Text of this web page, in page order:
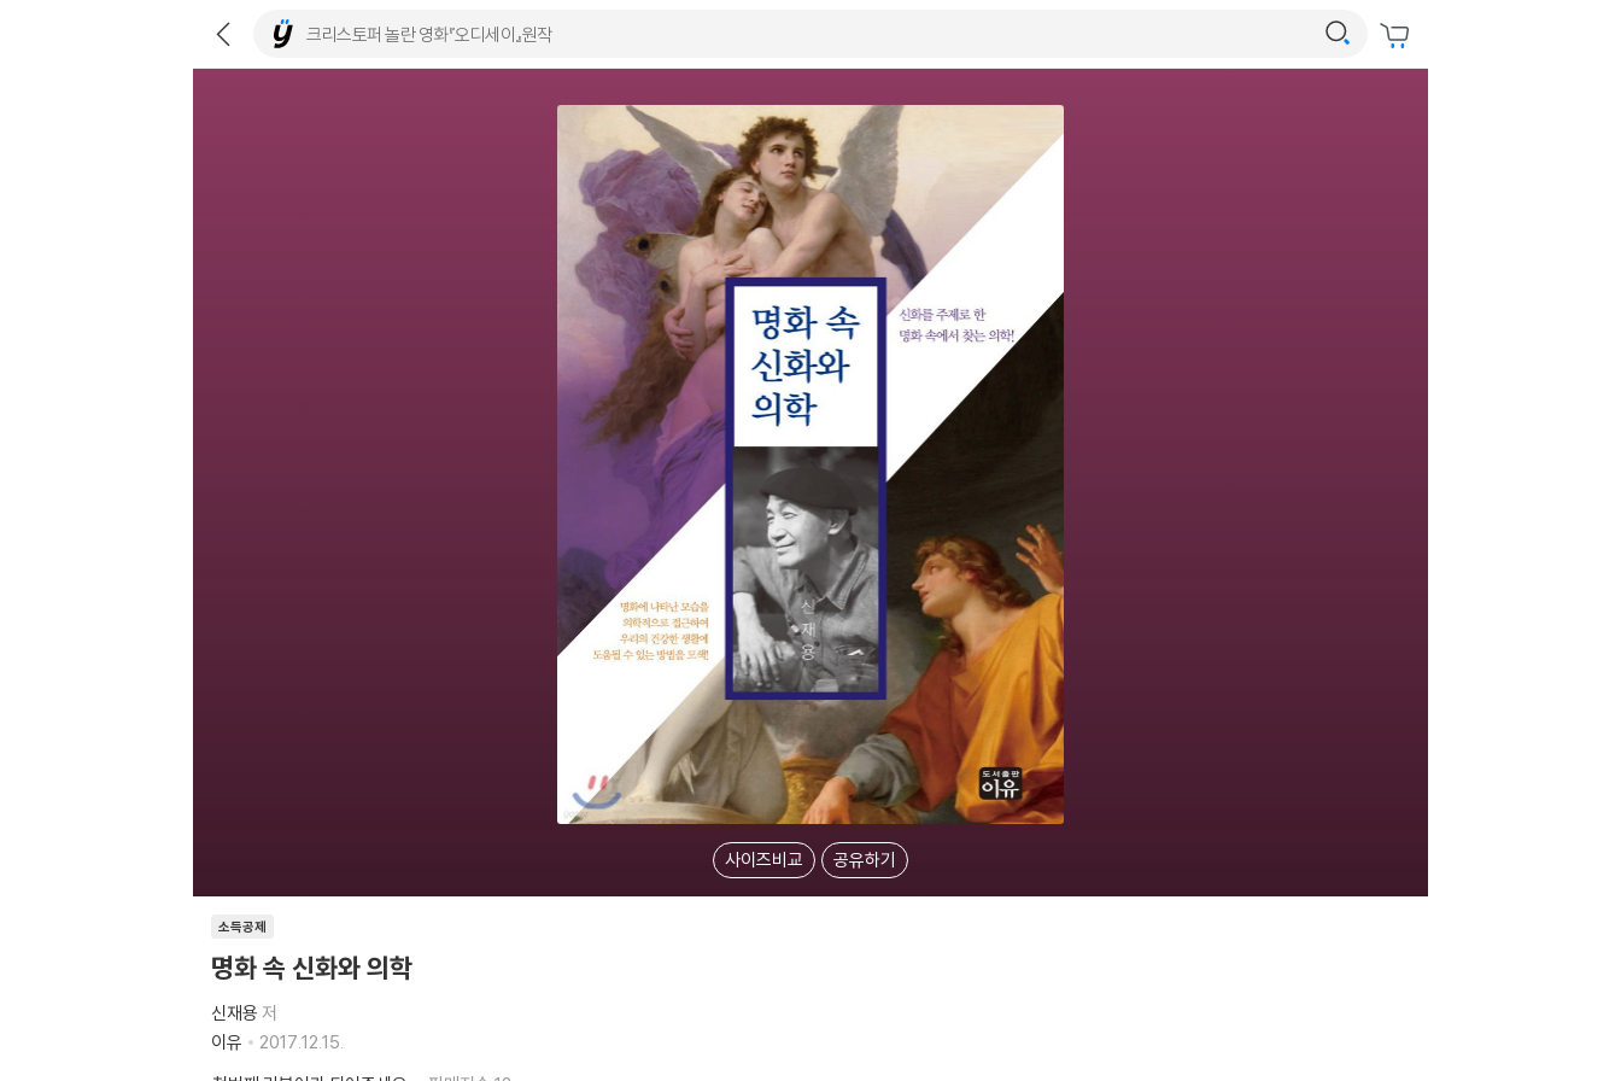
사이즈비교 공유하기
소득공제
명화 속 신화와 의학
신재용 저
이유
2017.12.15.